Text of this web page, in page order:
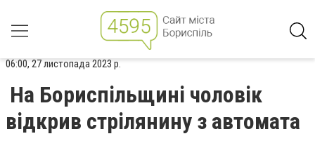
06:00, 27 листопада 2023 р.
На Бориспільщині чоловік
відкрив стрілянину з автомата